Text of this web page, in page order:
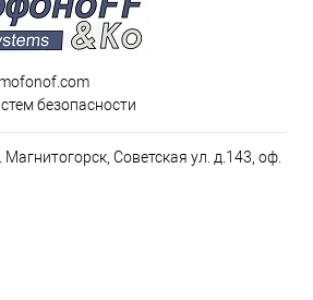
безопасности
Советская ул. д.143, оф.